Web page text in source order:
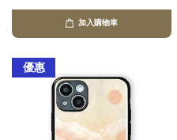
加入購物車
優惠